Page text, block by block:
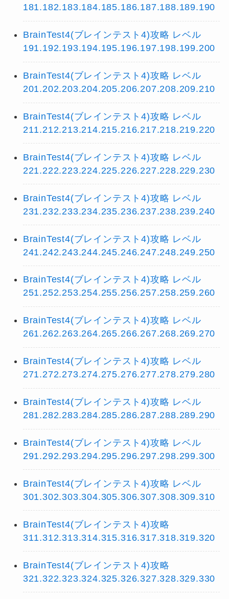
181.182.183.184.185.186.187.188.189.190
BrainTest4(ブレインテスト4)攻略 レベル
191.192.193.194.195.196.197.198.199.200
BrainTest4(ブレインテスト4)攻略 レベル
201.202.203.204.205.206.207.208.209.210
BrainTest4(ブレインテスト4)攻略 レベル
211.212.213.214.215.216.217.218.219.220
BrainTest4(ブレインテスト4)攻略 レベル
221.222.223.224.225.226.227.228.229.230
BrainTest4(ブレインテスト4)攻略 レベル
231.232.233.234.235.236.237.238.239.240
BrainTest4(ブレインテスト4)攻略 レベル
241.242.243.244.245.246.247.248.249.250
BrainTest4(ブレインテスト4)攻略 レベル
251.252.253.254.255.256.257.258.259.260
BrainTest4(ブレインテスト4)攻略 レベル
261.262.263.264.265.266.267.268.269.270
BrainTest4(ブレインテスト4)攻略 レベル
271.272.273.274.275.276.277.278.279.280
BrainTest4(ブレインテスト4)攻略 レベル
281.282.283.284.285.286.287.288.289.290
BrainTest4(ブレインテスト4)攻略 レベル
291.292.293.294.295.296.297.298.299.300
BrainTest4(ブレインテスト4)攻略 レベル
301.302.303.304.305.306.307.308.309.310
BrainTest4(ブレインテスト4)攻略
311.312.313.314.315.316.317.318.319.320
BrainTest4(ブレインテスト4)攻略
321.322.323.324.325.326.327.328.329.330